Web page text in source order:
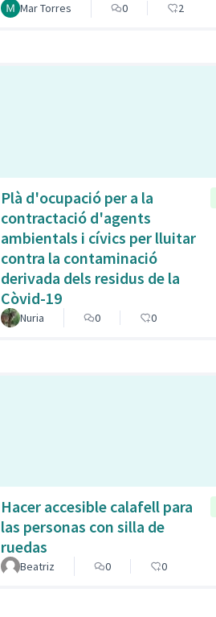
Mar Torres 0 2
Plà d'ocupació per a la
contractació d'agents
ambientals i cívics per lluitar
contra la contaminació
derivada dels residus de la
Còvid-19
Nuria 0 0
Hacer accesible calafell para
las personas con silla de
ruedas
Beatriz 0 0